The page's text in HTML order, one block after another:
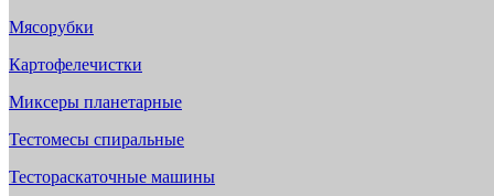
Мясорубки
Картофелечистки
Миксеры планетарные
Тестомесы спиральные
Тестораскаточные машины